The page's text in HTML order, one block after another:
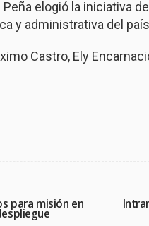
elogió la iniciativa
y administrativa del
Castro, Ely
para misión en